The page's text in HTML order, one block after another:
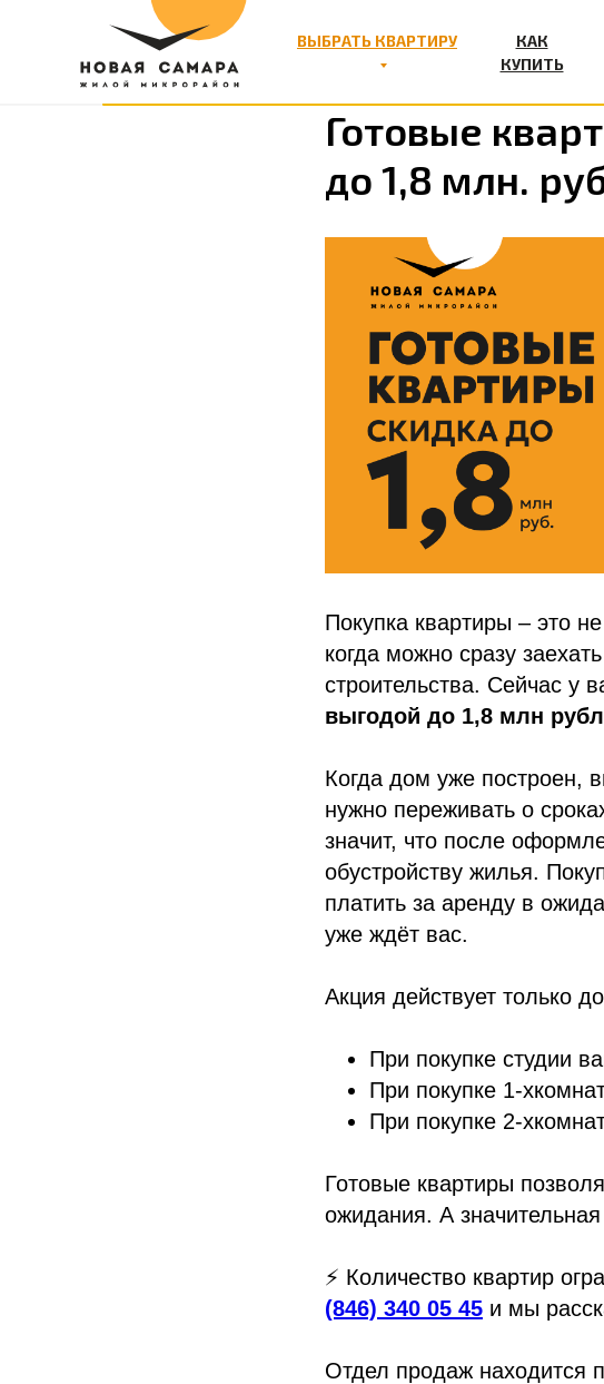
ВЫБРАТЬ КВАРТИРУ
КАК
КУПИТЬ
Готовые
до 1,8 млн.
Покупка квартиры – это
когда можно сразу
строительства. Сейчас у
выгодой до 1,8 млн
Когда дом уже построен,
нужно переживать о
значит, что после
обустройству жилья.
платить за аренду в
уже ждёт вас.
Акция действует только
При покупке студии
При покупке 1-
При покупке 2-
Готовые квартиры
ожидания. А
⚡️ Количество квартир
(846) 340 05 45 и мы
Отдел продаж находится